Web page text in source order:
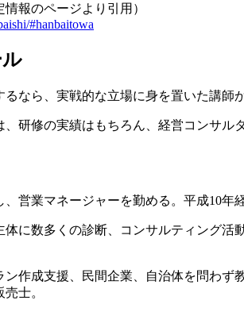
報のページより引用）
#hanbaitowa
なら、実戦的な立場に身を置いた講師
、研修の実績はもちろん、経営コンサル
、営業マネージャーを勤める。平成10年
に数多くの診断、コンサルティング
作成支援、民間企業、自治体を問わず
士。